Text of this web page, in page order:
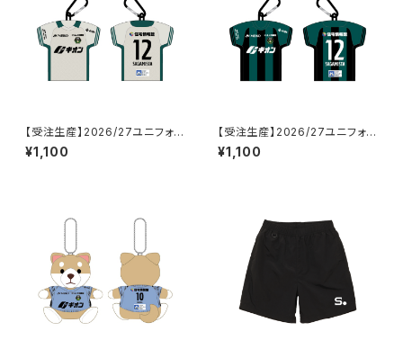
【受注生産】2026/27ユニフォー
ム型クッションポーチ_FP/2nd
¥1,100
【受注生産】2026/27ユニフォー
ム型クッションポーチ_FP/1st
¥1,100